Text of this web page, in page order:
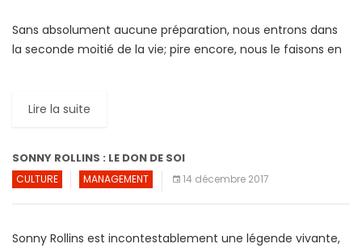
Sans absolument aucune préparation, nous entrons dans
la seconde moitié de la vie; pire encore, nous le faisons en
Lire la suite
SONNY ROLLINS : LE DON DE SOI
CULTURE MANAGEMENT 14 décembre 2017
Sonny Rollins est incontestablement une légende vivante,